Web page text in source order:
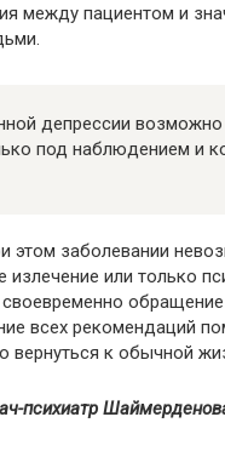
между пациентом и
депрессии возможно
под наблюдением и
этом заболевании
излечение или только
обращение
всех рекомендаций
вернуться к обычной
психиатр